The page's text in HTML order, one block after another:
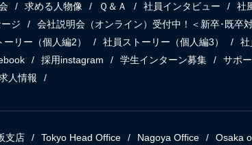
求める人物像 Ｑ＆Ａ 社員インタビュー
社
ジ
会社説明会（オンライン）受付中！＜新卒･既卒
リー（個人編2） 社員ストーリー（個人編3）
社
採用instagram 学生インターン募集
サポ
人情報
支店 Tokyo Head Office Nagoya Office Osaka